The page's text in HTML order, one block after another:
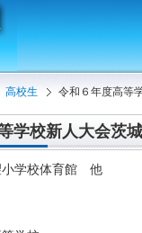
高校生 令和６年度高等
学校新人大会茨
学校体育館 他